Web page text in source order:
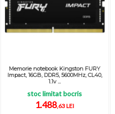
Memorie notebook Kingston FURY
Impact, 16GB, DDR5, 5600MHz, CL40,
1.1v ...
stoc limitat bocris
1.488,63 LEI